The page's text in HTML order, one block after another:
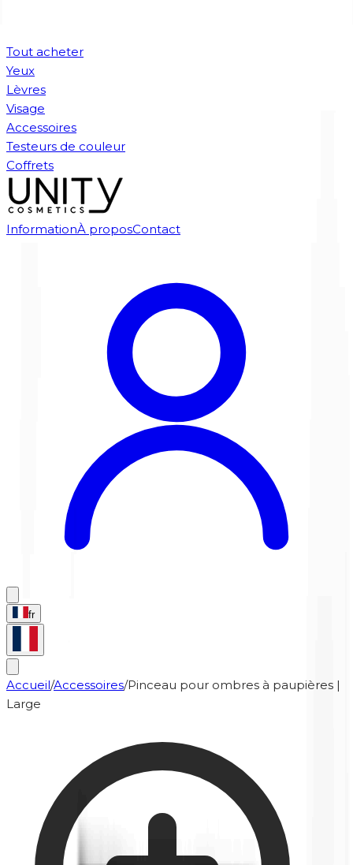
Tout acheter
Yeux
Lèvres
Visage
Accessoires
Testeurs de couleur
Coffrets
InformationÀ proposContact
fr
Accueil/Accessoires/Pinceau pour ombres à paupières |
Large